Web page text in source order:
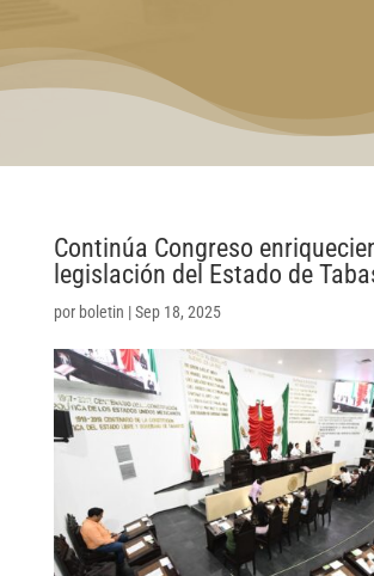
Continúa Congreso
legislación del Estado de
por boletin |Sep 18, 2025